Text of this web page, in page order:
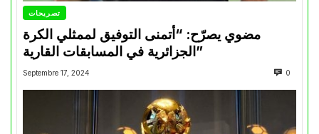
تصريحات
مضوي يصرّح: “أتمنى التوفيق لممثلي الكرة
الجزائرية في المسابقات القارية”
Septembre 17, 2024 0